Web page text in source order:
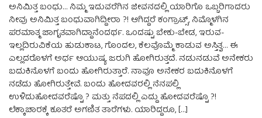
ಅನಿಮಿತ್ತ ಬಂಧು… ನಿಮ್ಮ ಇದುವರೆಗಿನ ಜೀವನದಲ್ಲಿ ಯಾರಿಗೊ ಒಬ್ಬರಿಗಾದರು
ನೀವು ಅನಿಮಿತ್ತ ಬಂಧುವಾಗಿದ್ದೀರಾ ?! ಆಗಿದ್ದರೆ ಕಂಗ್ರಾಟ್ಸ್, ನಿಮ್ಮೊಳಗಿನ
ಪರಮಾತ್ಮ ಜಾಗೃತವಾಗಿದ್ದಾನೆಂದರ್ಥ. ಒಂದಷ್ಟು ಬೇಕು-ಬೇಡ, ಇರುವ-
ಇಲ್ಲದಿರುವಿಕೆಯ ಹುಡುಕಾಟ, ಗೊಂದಲ, ಕೆಲವೊಮ್ಮೆ ಕಾಡುವ ಅಸ್ತಿತ್ವ… ಈ
ಎಲ್ಲದರೊಳಗೆ ಅರ್ಧ ಆಯುಷ್ಯ ಜರುಗಿ ಹೋಗಿರುತ್ತದೆ. ನಡುನಡುವೆ ಅನೇಕರು
ಬದುಕಿನೊಳಗೆ ಬಂದು ಹೋಗಿರುತ್ತಾರೆ. ನಾವೂ ಅನೇಕರ ಬದುಕಿನೊಳಗೆ
ನಡೆದು ಹೋಗಿರುತ್ತೇವೆ. ಬಂದು ಹೋದವರಲ್ಲಿ ನೆನಪಲ್ಲಿ
ಉಳಿದುಹೋದವರೆಷ್ಟೊ ? ಮತ್ತು ನೆಪದಲ್ಲಿ ಎದ್ದು ಹೋದವರೆಷ್ಟೊ ?!
ಲೆಕ್ಕಾಚಾರಕ್ಕೆ ಕೂತರೆ ಅಗಣಿತ ತಾರೆಗಳು. ಯಾರಿದ್ದರೂ, […]